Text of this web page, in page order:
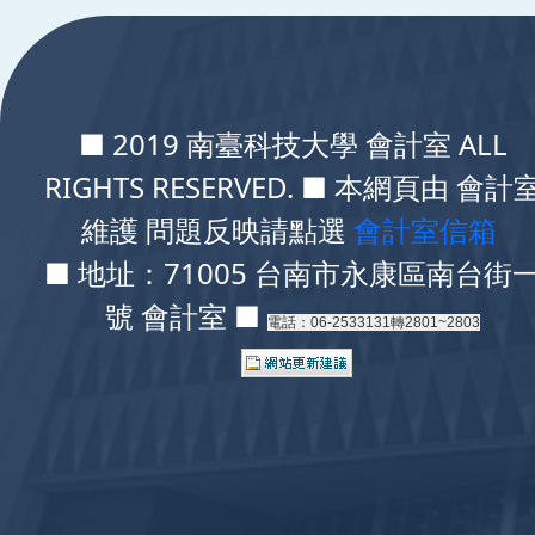
■ 2019 南臺科技大學 會計室 ALL
RIGHTS RESERVED. ■ 本網頁由 會計
維護 問題反映請點選會計室信箱
■ 地址：71005 台南市永康區南台街
號 會計室 ■電話：06-2533131轉2801~2803